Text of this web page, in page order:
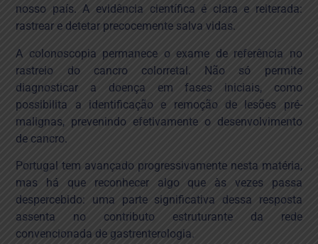
nosso país. A evidência científica é clara e reiterada:
rastrear e detetar precocemente salva vidas.
A colonoscopia permanece o exame de referência no
rastreio do cancro colorretal. Não só permite
diagnosticar a doença em fases iniciais, como
possibilita a identificação e remoção de lesões pré-
malignas, prevenindo efetivamente o desenvolvimento
de cancro.
Portugal tem avançado progressivamente nesta matéria,
mas há que reconhecer algo que às vezes passa
despercebido: uma parte significativa dessa resposta
assenta no contributo estruturante da rede
convencionada de gastrenterologia.